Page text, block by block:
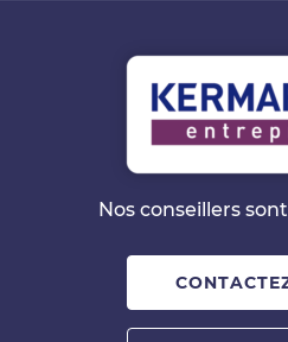
Nos conseillers